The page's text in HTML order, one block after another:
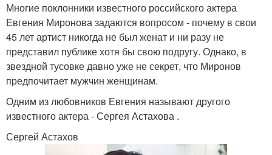
Многие поклонники известного российского актера
Евгения Миронова задаются вопросом - почему в свои
45 лет артист никогда не был женат и ни разу не
представил публике хотя бы свою подругу. Однако, в
звездной тусовке давно уже не секрет, что Миронов
предпочитает мужчин женщинам.
Одним из любовников Евгения называют другого
известного актера - Сергея Астахова .
Сергей Астахов